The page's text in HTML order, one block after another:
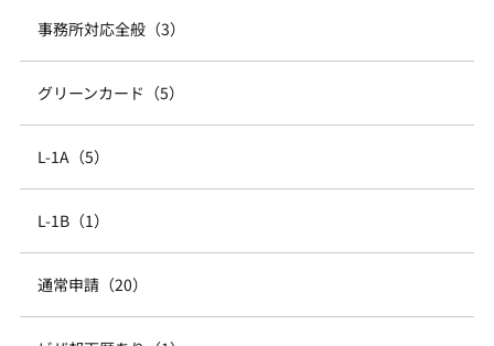
事務所対応全般（3）
グリーンカード（5）
L-1A（5）
L-1B（1）
通常申請（20）